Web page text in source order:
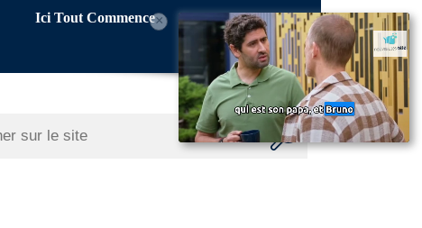
Ici Tout Commence×